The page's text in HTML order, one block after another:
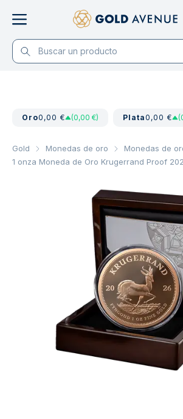
Oro0,00 € (0,00 €) Plata0,00 €
Gold Monedas de oro
Monedas de
1 onza Moneda de Oro Krugerrand Proof